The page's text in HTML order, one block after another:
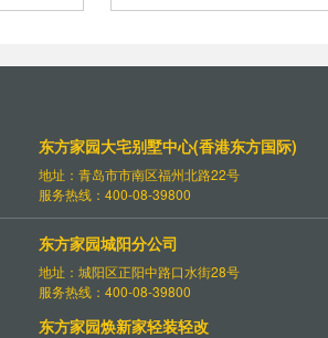
东方家园大宅别墅中心(香港东方国际)
地址：青岛市市南区福州北路22号
服务热线：400-08-39800
东方家园城阳分公司
地址：城阳区正阳中路口水街28号
服务热线：400-08-39800
东方家园焕新家轻装轻改